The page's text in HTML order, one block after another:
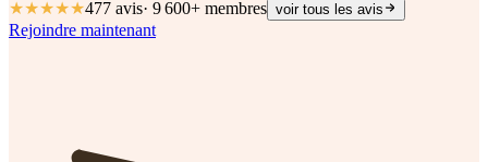
★★★★★477 avis· 9 600+ membres voir tous les avis
Rejoindre maintenant